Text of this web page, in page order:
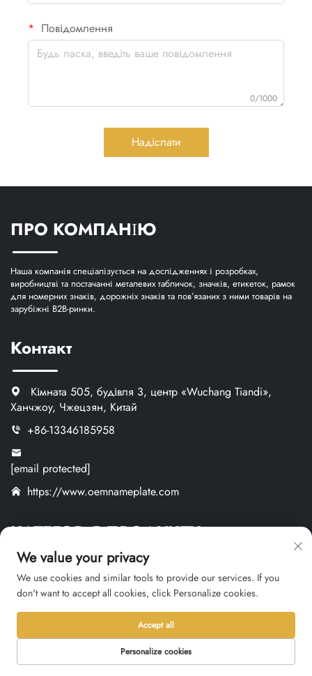
Повідомлення
0/1000
Надіслати
ПРО КОМПАНІЮ
Наша компанія спеціалізується на дослідженнях і розробках,
виробництві та постачанні металевих табличок, значків, етикеток, рамок
для номерних знаків, дорожніх знаків та пов’язаних з ними товарів на
зарубіжні B2B-ринки.
Контакт
Кімната 505, будівля 3, центр «Wuchang Tiandi»,
Ханчжоу, Чжецзян, Китай
+86-13346185958
[email protected]
https://www.oemnameplate.com
КАТЕГОРІЯ ПРОДУКТУ
Металеві Таблички
Пластикові Таблички
Індивідуальні Вироби
We value your privacy
We use cookies and similar tools to provide our services. If you
don't want to accept all cookies, click Personalize cookies.
Personalize cookies
Accept all